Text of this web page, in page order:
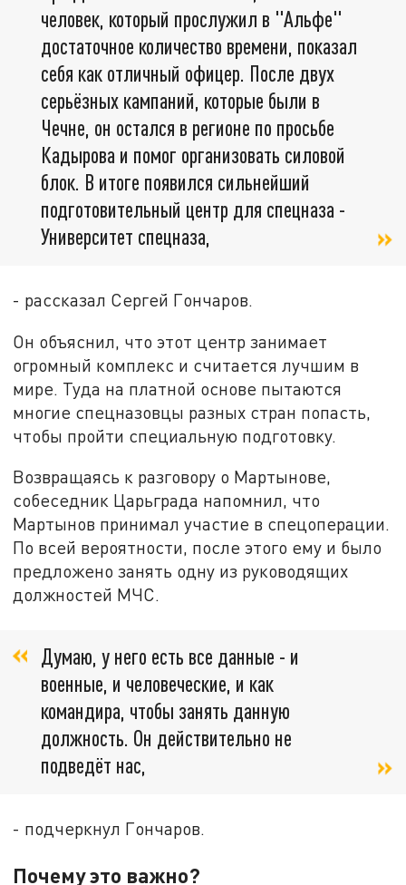
человек, который прослужил в "Альфе"
достаточное количество времени, показал
себя как отличный офицер. После двух
серьёзных кампаний, которые были в
Чечне, он остался в регионе по просьбе
Кадырова и помог организовать силовой
блок. В итоге появился сильнейший
подготовительный центр для спецназа -
Университет спецназа,
- рассказал Сергей Гончаров.
Он объяснил, что этот центр занимает
огромный комплекс и считается лучшим в
мире. Туда на платной основе пытаются
многие спецназовцы разных стран попасть,
чтобы пройти специальную подготовку.
Возвращаясь к разговору о Мартынове,
собеседник Царьграда напомнил, что
Мартынов принимал участие в спецоперации.
По всей вероятности, после этого ему и было
предложено занять одну из руководящих
должностей МЧС.
Думаю, у него есть все данные - и
военные, и человеческие, и как
командира, чтобы занять данную
должность. Он действительно не
подведёт нас,
- подчеркнул Гончаров.
Почему это важно?